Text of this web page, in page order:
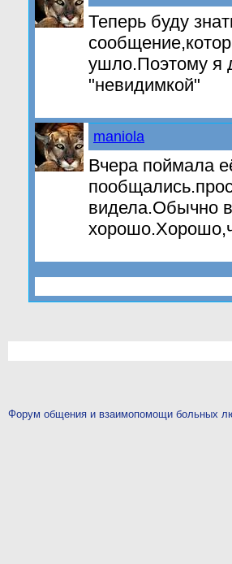
Теперь буду
ушло.Поэтому я
"невидимкой"
maniola
Вчера поймала
видела.Обычно
Форум общения и взаимопомощи больных